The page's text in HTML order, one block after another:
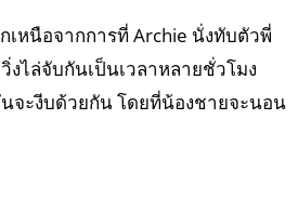
หนือจากการที่ Archie นั่งทับตัวพี่
งไล่จับกันเป็นเวลาหลายชั่วโมง
จะงีบด้วยกัน โดยที่น้องชายจะนอน